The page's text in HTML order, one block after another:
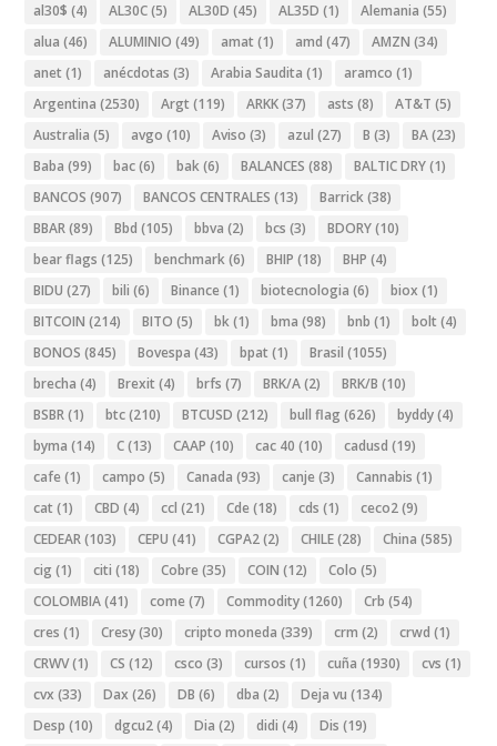
al30$ (4) AL30C(5) AL30D (45) AL35D (1) Alemania (55)
alua (46) ALUMINIO (49) amat (1) amd (47) AMZN (34)
anet (1) anécdotas (3) Arabia Saudita (1) aramco (1)
Argentina (2530) Argt (119) ARKK(37) asts (8) AT&T (5)
Australia (5) avgo (10) Aviso (3) azul (27) B (3) BA(23)
Baba (99) bac(6) bak(6) BALANCES (88) BALTIC DRY(1)
BANCOS (907) BANCOS CENTRALES (13) Barrick(38)
BBAR(89) Bbd (105) bbva (2) bcs (3) BDORY(10)
bear flags (125) benchmark(6) BHIP (18) BHP (4)
BIDU (27) bili (6) Binance (1) biotecnologia (6) biox (1)
BITCOIN (214) BITO (5) bk(1) bma (98) bnb (1) bolt (4)
BONOS (845) Bovespa (43) bpat (1) Brasil (1055)
brecha (4) Brexit (4) brfs (7) BRK/A(2) BRK/B (10)
BSBR(1) btc(210) BTCUSD (212) bull flag (626) byddy(4)
byma (14) C(13) CAAP (10) cac 40 (10) cadusd (19)
cafe (1) campo (5) Canada (93) canje (3) Cannabis (1)
cat (1) CBD (4) ccl (21) Cde (18) cds (1) ceco2(9)
CEDEAR(103) CEPU (41) CGPA2(2) CHILE(28) China (585)
cig (1) citi (18) Cobre (35) COIN (12) Colo (5)
COLOMBIA(41) come (7) Commodity(1260) Crb (54)
cres (1) Cresy(30) cripto moneda (339) crm (2) crwd (1)
CRWV(1) CS (12) csco (3) cursos (1) cuña (1930) cvs (1)
cvx (33) Dax (26) DB (6) dba (2) Deja vu (134)
Desp (10) dgcu2(4) Dia (2) didi (4) Dis (19)